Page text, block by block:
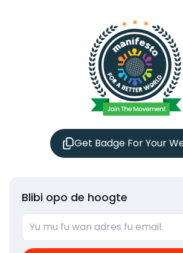
Get Badge For Your
Blibi opo de hoogte